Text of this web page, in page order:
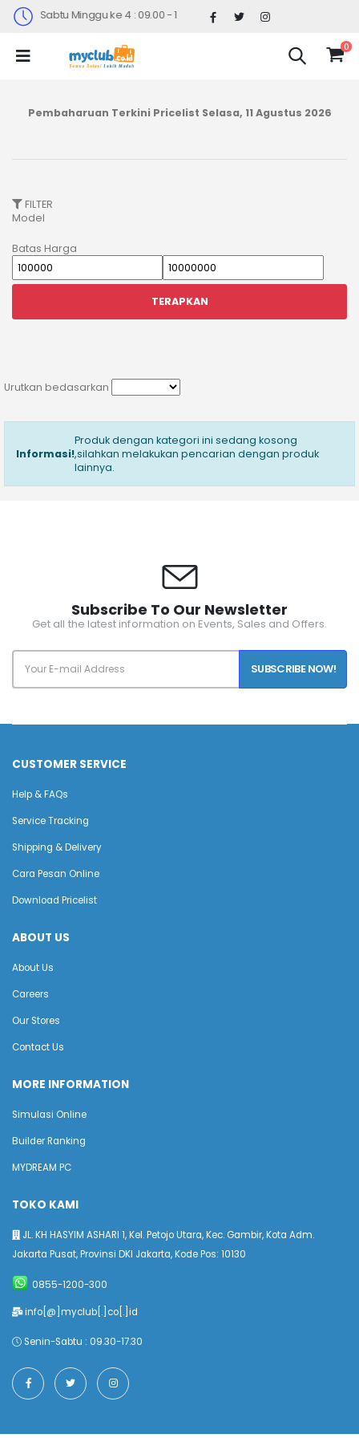
(Sabtu Minggu ke 4 : 09.00 - 14.30)
0
Pembaharuan Terkini Pricelist Selasa, 11 Agustus 2026
FILTER
Model
Batas Harga
Urutkan bedasarkan
Informasi!
Produk dengan kategori ini sedang kosong
,silahkan melakukan pencarian dengan produk
lainnya.
Subscribe To Our Newsletter
Get all the latest information on Events, Sales and Offers.
SUBSCRIBE NOW!
CUSTOMER SERVICE
Help & FAQs
Service Tracking
Shipping & Delivery
Cara Pesan Online
Download Pricelist
ABOUT US
About Us
Careers
Our Stores
Contact Us
MORE INFORMATION
Simulasi Online
Builder Ranking
MYDREAM PC
TOKO KAMI
JL. KH HASYIM ASHARI 1, Kel. Petojo Utara, Kec. Gambir, Kota Adm.
Jakarta Pusat, Provinsi DKI Jakarta, Kode Pos: 10130
0855-1200-300
info[@]myclub[.]co[.]id
Senin-Sabtu : 09.30-17.30